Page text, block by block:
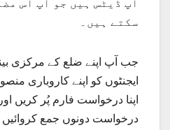
اپ ڈیٹس ہیں جو آپ اس
سکتے ہیں۔
جب آپ اپنے ضلع کے مرکزی
ایجنٹوں کو اپنے کاروباری
اپنا درخواست فارم پُر کریں
درخواست دونوں جمع